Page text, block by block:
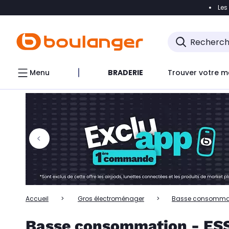
Accéder
Accéder directement au chatbot
Menu BRADERIE Trouver votre
Accueil Gros électroménager Basse